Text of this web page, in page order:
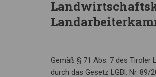
Gemäß § 71 Abs. 7 des Tiroler
durch das Gesetz LGBl. Nr. 89/